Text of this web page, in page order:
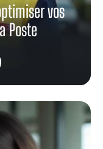
vos
Poste